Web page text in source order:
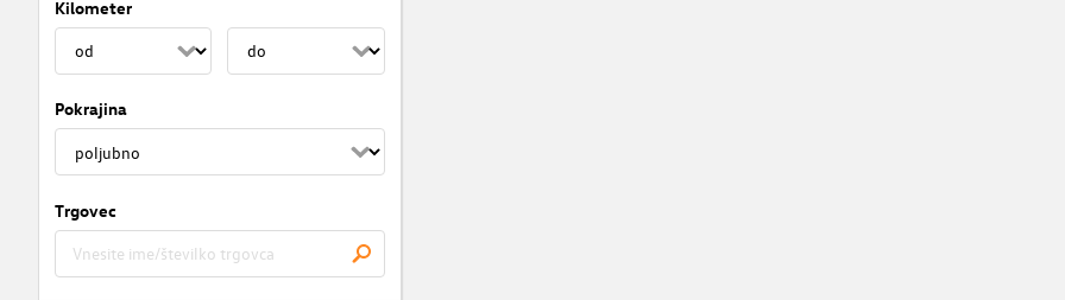
Kilometer
Pokrajina
Trgovec